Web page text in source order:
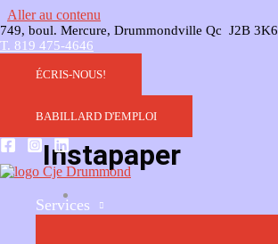
Aller au contenu
749, boul. Mercure, Drummondville Qc J2B 3K6
T. 819 475-4646
ÉCRIS-NOUS!
BABILLARD D'EMPLOI
Services
Instapaper